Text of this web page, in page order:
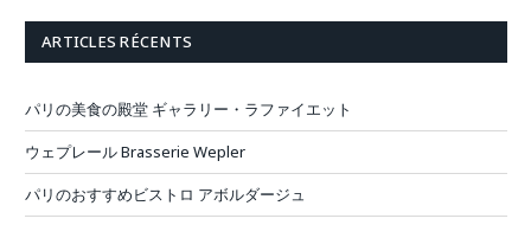
ARTICLES RÉCENTS
パリの美食の殿堂 ギャラリー・ラファイエット
ウェプレール Brasserie Wepler
パリのおすすめビストロ アボルダージュ